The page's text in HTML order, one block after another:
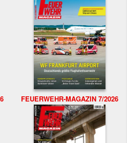
FEUERWEHR-MAGAZIN 7/2026